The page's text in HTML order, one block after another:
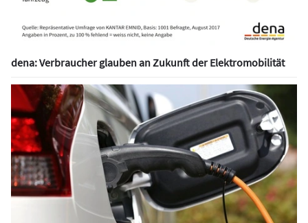
dena: Verbraucher glauben an Zukunft der Elektromobilität